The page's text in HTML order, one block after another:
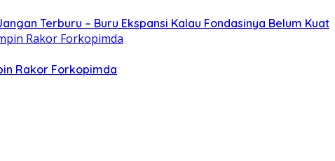
Terburu – Buru Ekspansi Kalau Fondasinya Belum Kuat
Rakor Forkopimda